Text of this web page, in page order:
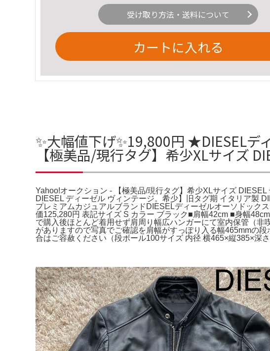
受け取り方法・送料について
カートに入れる
✨大幅値下げ✨19,800円 ★DIESELデ
【極美品/現行タグ】希少XLサイズ
Yahoo!オークション - 【極美品/現行タグ】希少XLサイズ
DIESEL ディーゼル ヴィンテージ。希少】旧タグ期 イタリア製
プレミアムカジュアルブランドDIESELディーゼルオーソドック
価125,280円 表記サイズ S カラー ブラック■肩幅42cm ■身幅
で購入後ほとんど着用せず肩周り幅広ハンガーにて室内保管（
がありますので写真でご確認を肩幅がすっぽり入る幅465mmの
合はご容赦ください（段ボール100サイズ 内径 横465×縦385×深さ